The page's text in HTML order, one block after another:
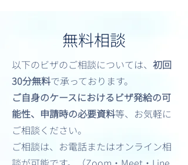
無料相談
以下のビザのご相談については、 初回
30分無料で承っております。
ご自身のケースにおけるビザ発給の可
能性、申請時の必要資料等、お気軽に
ご相談ください。
ご相談は、お電話またはオンライン相